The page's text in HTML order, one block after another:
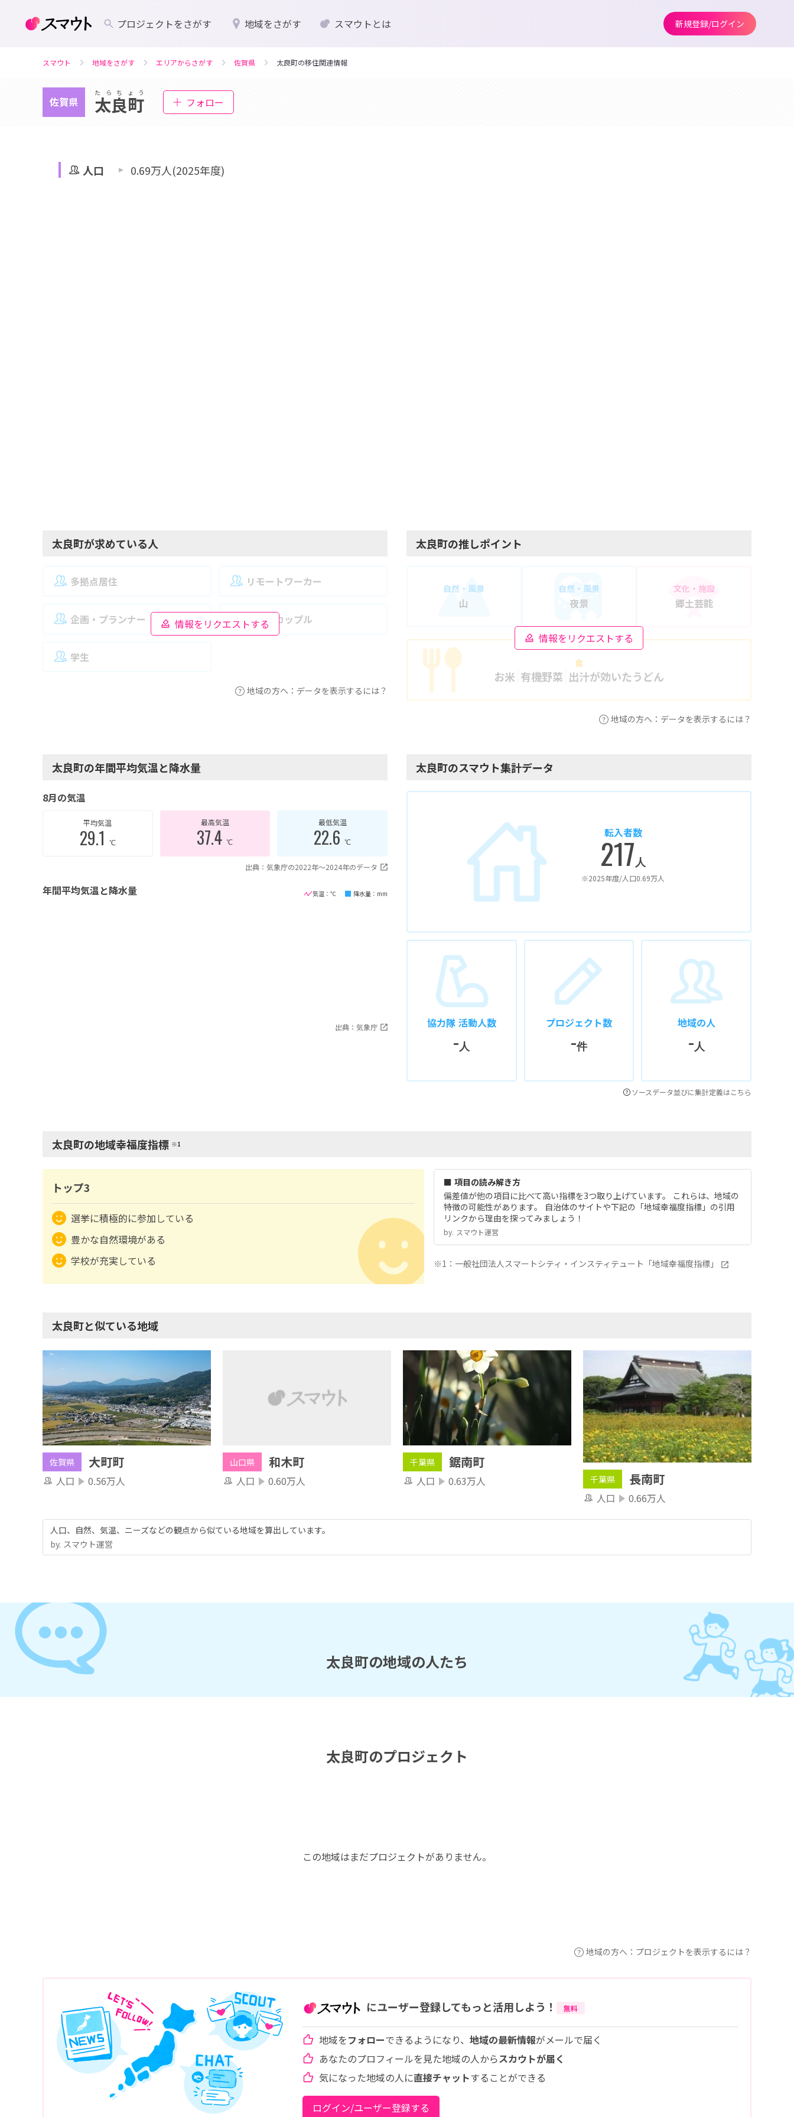
プロジェクトをさがす 地域をさがす スマウトとは 新規登録/ログイン
スマウト 地域をさがす エリアからさがす 佐賀県 太良町の移住関連情報
佐賀県
たらちょう
太良町 フォロー
人口 0.69万人(2025年度)
太良町が求めている人
情報をリクエストする
多拠点居住 リモートワーカー
企画・プランナー 夫婦・カップル
学生
地域の方へ：データを表示するには？
太良町の推しポイント
情報をリクエストする
自然・風景
山
自然・風景
夜景
文化・施設
郷土芸能
食
お米 有機野菜 出汁が効いたうどん
地域の方へ：データを表示するには？
太良町の年間平均気温と降水量
8月の気温
平均気温
29.1 ℃
最高気温
37.4℃
最低気温
22.6℃
出典：気象庁の2022年〜2024年のデータ
年間平均気温と降水量 気温：℃ 降水量：mm
出典：気象庁
太良町のスマウト集計データ
転入者数
217人
※2025年度/人口0.69万人
協力隊 活動人数
-人
プロジェクト数
-件
地域の人
-人
ソースデータ並びに集計定義はこちら
太良町の地域幸福度指標 ※1
トップ3
選挙に積極的に参加している
豊かな自然環境がある
学校が充実している
■ 項目の読み解き方
偏差値が他の項目に比べて高い指標を3つ取り上げています。 これらは、地域の
特徴の可能性があります。 自治体のサイトや下記の「地域幸福度指標」の引用
リンクから理由を探ってみましょう！
by.︎ スマウト運営
※1：一般社団法人スマートシティ・インスティテュート「地域幸福度指標」
太良町と似ている地域
佐賀県 大町町
人口 0.56万人
山口県 和木町
人口 0.60万人
千葉県 鋸南町
人口 0.63万人 千葉県 長南町
人口 0.66万人
人口、自然、気温、ニーズなどの観点から似ている地域を算出しています。
by.︎ スマウト運営
太良町の地域の人たち
太良町のプロジェクト
この地域はまだプロジェクトがありません。
地域の方へ：プロジェクトを表示するには？
にユーザー登録してもっと活用しよう！ 無料
地域をフォローできるようになり、 地域の最新情報がメールで届く
あなたのプロフィールを見た地域の人からスカウトが届く
気になった地域の人に直接チャットすることができる
ログイン/ユーザー登録する